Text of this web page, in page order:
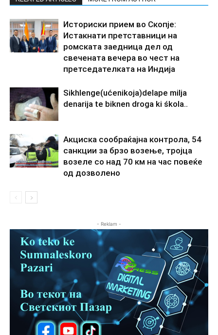
Историски прием во Скопје:
Истакнати претставници на
ромската заедница дел од
свечената вечера во чест на
претседателката на Индија
Sikhlenge(ućenikoja)delape milja
denarija te biknen droga ki śkola..
Акциска сообраќајна контрола, 54
санкции за брзо возење, тројца
возеле со над 70 км на час повеќе
од дозволено
- Reklam -